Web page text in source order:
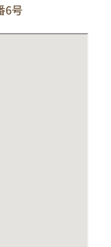
6号